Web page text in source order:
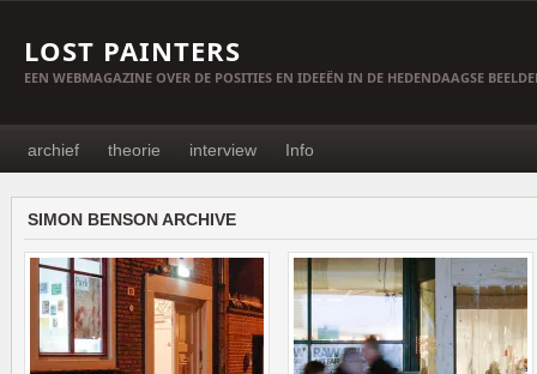
LOST PAINTERS
EEN WEBMAGAZINE OVER DE POSITIES EN IDEEËN IN DE HEDENDAAGSE
archief theorie interview Info
SIMON BENSON ARCHIVE